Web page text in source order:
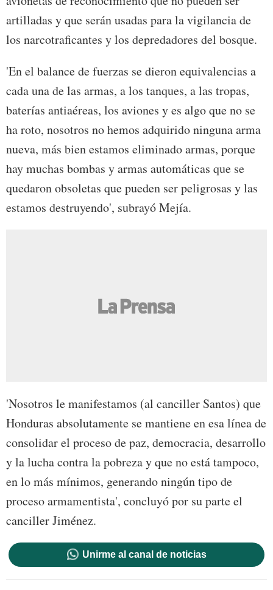
artilladas y que serán usadas para la vigilancia de
los narcotraficantes y los depredadores del bosque.
'En el balance de fuerzas se dieron equivalencias a
cada una de las armas, a los tanques, a las tropas,
baterías antiaéreas, los aviones y es algo que no se
ha roto, nosotros no hemos adquirido ninguna arma
nueva, más bien estamos eliminado armas, porque
hay muchas bombas y armas automáticas que se
quedaron obsoletas que pueden ser peligrosas y las
estamos destruyendo', subrayó Mejía.
'Nosotros le manifestamos (al canciller Santos) que
Honduras absolutamente se mantiene en esa línea de
consolidar el proceso de paz, democracia, desarrollo
y la lucha contra la pobreza y que no está tampoco,
en lo más mínimos, generando ningún tipo de
proceso armamentista', concluyó por su parte el
canciller Jiménez.
Unirme al canal de noticias